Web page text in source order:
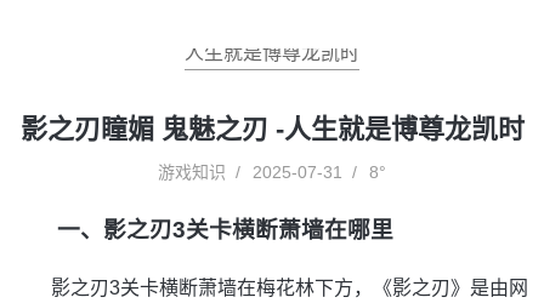
人生就是博尊龙凯时
影之刃瞳媚 鬼魅之刃 -人生就是博尊龙凯时
游戏知识 2025-07-31 8°
一、影之刃3关卡横断萧墙在哪里
影之刃3关卡横断萧墙在梅花林下方，《影之刃》是由网